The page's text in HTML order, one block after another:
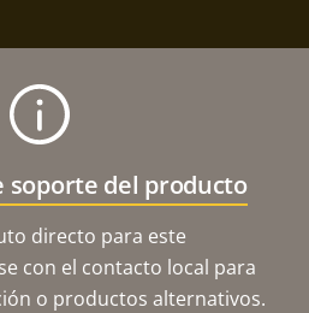
soporte del producto
directo para este
con el contacto local para
o productos alternativos.